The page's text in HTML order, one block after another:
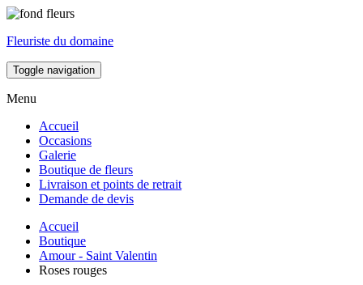
Fleuriste du domaine
Toggle navigation
Menu
Accueil
Occasions
Galerie
Boutique de fleurs
Livraison et points de retrait
Demande de devis
Accueil
Boutique
Amour - Saint Valentin
Roses rouges